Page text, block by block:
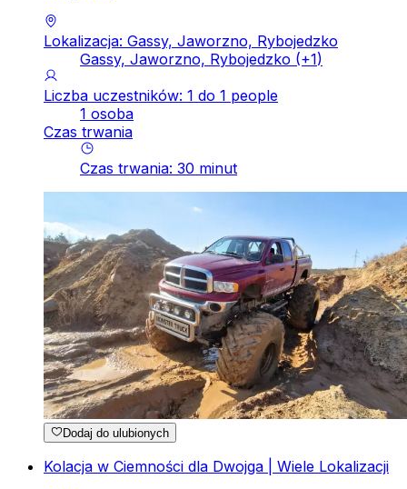
Lokalizacja: Gassy, Jaworzno, Rybojedzko
Gassy, Jaworzno, Rybojedzko (+1)
Liczba uczestników: 1 do 1 people
1 osoba
Czas trwania
Czas trwania: 30 minut
Dodaj do ulubionych
Kolacja w Ciemności dla Dwojga | Wiele Lokalizacji